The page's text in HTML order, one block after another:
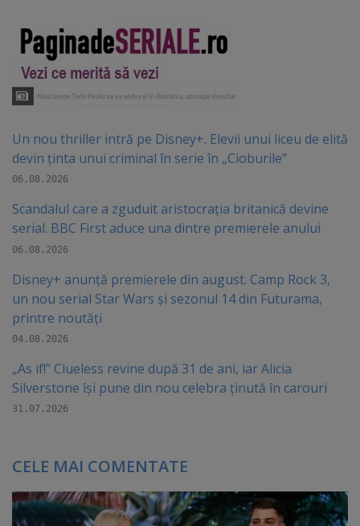
Un nou thriller intră pe Disney+. Elevii unui liceu de elită
devin ținta unui criminal în serie în „Cioburile”
06.08.2026
Scandalul care a zguduit aristocrația britanică devine
serial. BBC First aduce una dintre premierele anului
06.08.2026
Disney+ anunță premierele din august. Camp Rock 3,
un nou serial Star Wars și sezonul 14 din Futurama,
printre noutăți
04.08.2026
„As if!” Clueless revine după 31 de ani, iar Alicia
Silverstone își pune din nou celebra ținută în carouri
31.07.2026
CELE MAI COMENTATE